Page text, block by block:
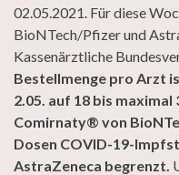
02.05.2021. Für diese
BioNTech/Pfizer und
Kassenärztliche
Bestellmenge pro Arzt
2.05. auf 18 bis
Comirnaty® von
Dosen COVID-19-
AstraZeneca begrenzt.